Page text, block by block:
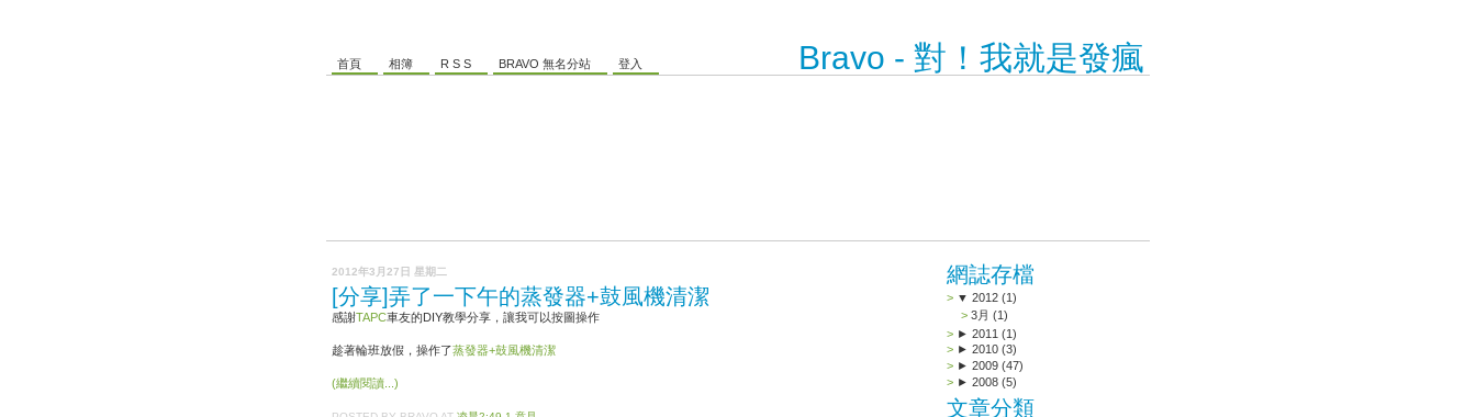
Bravo - 對！我就是發瘋
首頁 相簿 R S S BRAVO 無名分站 登入
2012年3月27日 星期二
[分享]弄了一下午的蒸發器+鼓風機清潔
感謝TAPC車友的DIY教學分享，讓我可以按圖操作
趁著輪班放假，操作了蒸發器+鼓風機清潔
(繼續閱讀...)
網誌存檔
▼ 2012 (1)
3月 (1)
► 2011 (1)
► 2010 (3)
► 2009 (47)
► 2008 (5)
文章分類